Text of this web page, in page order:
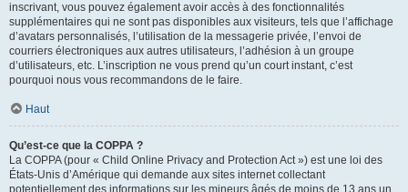
inscrivant, vous pouvez également avoir accès à des fonctionnalités
supplémentaires qui ne sont pas disponibles aux visiteurs, tels que l’affichage
d’avatars personnalisés, l’utilisation de la messagerie privée, l’envoi de
courriers électroniques aux autres utilisateurs, l’adhésion à un groupe
d’utilisateurs, etc. L’inscription ne vous prend qu’un court instant, c’est
pourquoi nous vous recommandons de le faire.
Haut
Qu’est-ce que la COPPA ?
La COPPA (pour « Child Online Privacy and Protection Act ») est une loi des
États-Unis d’Amérique qui demande aux sites internet collectant
potentiellement des informations sur les mineurs âgés de moins de 13 ans un